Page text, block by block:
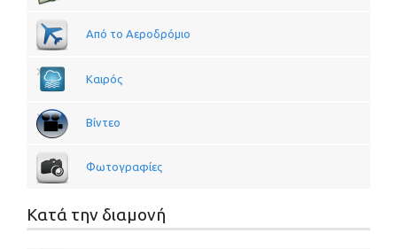
Από το Αεροδρόμιο
Καιρός
Βίντεο
Φωτογραφίες
Κατά την διαμονή